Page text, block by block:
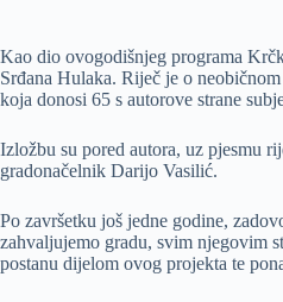
Kao dio ovogodišnjeg programa
Srđana Hulaka. Riječ je o
koja donosi 65 s autorove strane
Izložbu su pored autora, uz pjesmu
gradonačelnik Darijo Vasilić.
Po završetku još jedne godine,
zahvaljujemo gradu, svim njegovim
postanu dijelom ovog projekta te